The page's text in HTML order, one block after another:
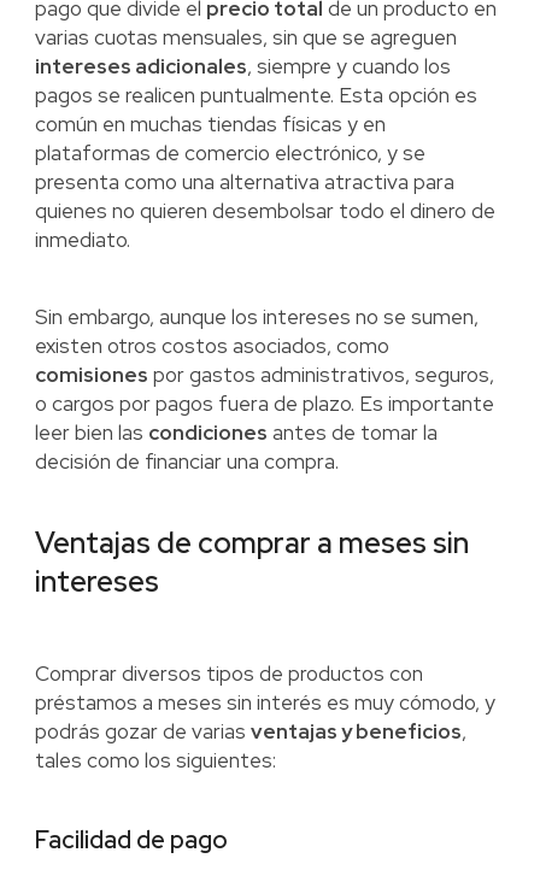
pago que divide el precio total de un producto en
varias cuotas mensuales, sin que se agreguen
intereses adicionales, siempre y cuando los
pagos se realicen puntualmente. Esta opción es
común en muchas tiendas físicas y en
plataformas de comercio electrónico, y se
presenta como una alternativa atractiva para
quienes no quieren desembolsar todo el dinero de
inmediato.
Sin embargo, aunque los intereses no se sumen,
existen otros costos asociados, como
comisiones por gastos administrativos, seguros,
o cargos por pagos fuera de plazo. Es importante
leer bien las condiciones antes de tomar la
decisión de financiar una compra.
Ventajas de comprar a meses sin
intereses
Comprar diversos tipos de productos con
préstamos a meses sin interés es muy cómodo, y
podrás gozar de varias ventajas y beneficios,
tales como los siguientes:
Facilidad de pago